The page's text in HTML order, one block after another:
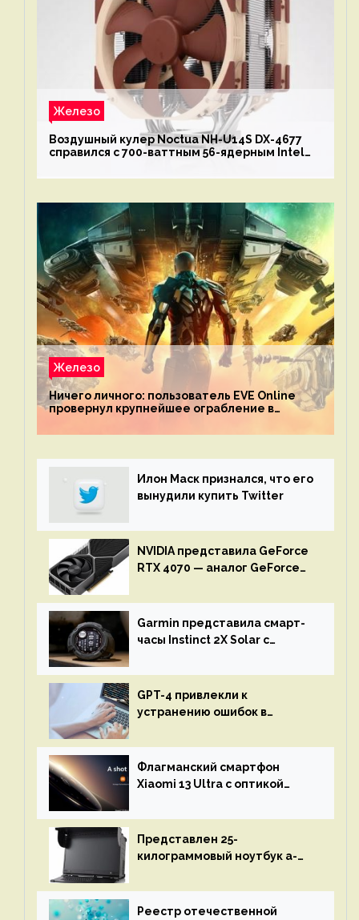
Железо
Воздушный кулер Noctua NH-U14S DX-4677
справился с 700-ваттным 56-ядерным Intel
Железо
Ничего личного: пользователь EVE Online
провернул крупнейшее ограбление в
механике
Илон Маск признался, что его
вынудили купить Twitter
NVIDIA представила GeForce
RTX 4070 — аналог GeForce
Garmin представила смарт-
часы Instinct 2X Solar с
GPT-4 привлекли к
устранению ошибок в
остановится до полного
восстановления кода и
объяснит, что пошло не так
Флагманский смартфон
Xiaomi 13 Ultra с оптикой
представят 18 апреля
Представлен 25-
килограммовый ноутбук a-
до 3 Тбайт DDR5 и шесть
дисплеев
Реестр отечественной